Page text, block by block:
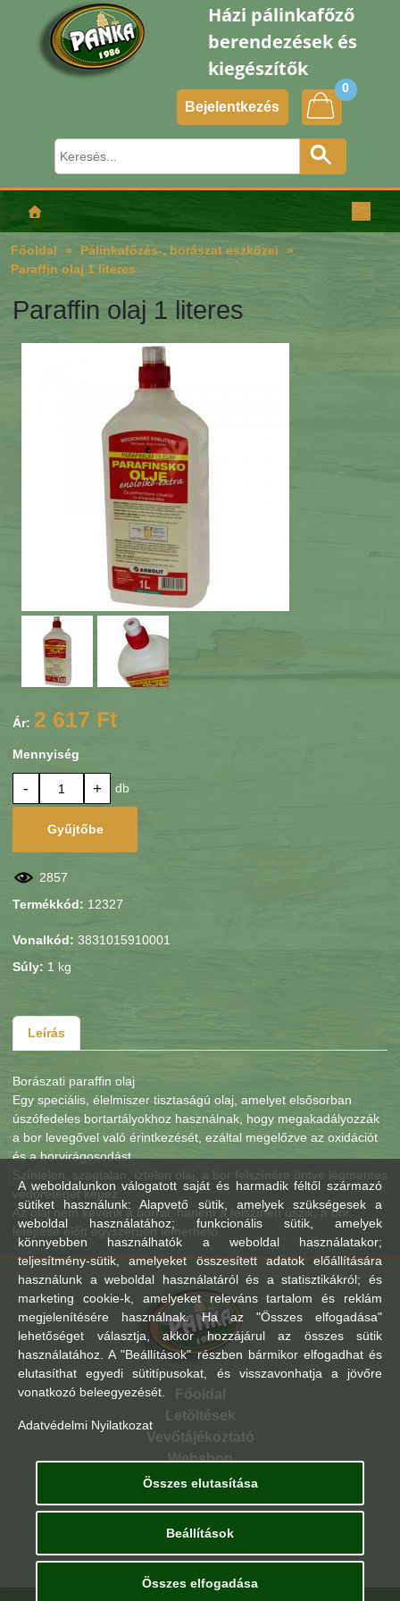
Házi pálinkafőző
berendezések és
kiegészítők
Bejelentkezés
0
Főoldal
Pálinkafőzés-, borászat eszközei
Paraffin olaj 1 literes
Paraffin olaj 1 literes
Ár: 2 617 Ft
Mennyiség
- + db
Gyűjtőbe
2857
Termékkód: 12327
Vonalkód: 3831015910001
Súly: 1 kg
Leírás
Borászati paraffin olaj
Egy speciális, élelmiszer tisztaságú olaj, amelyet elsősorban
úszófedeles bortartályokhoz használnak, hogy megakadályozzák
a bor levegővel való érintkezését, ezáltal megelőzve az oxidációt
és a borvirágosodást.
Színtelen, szagtalan, íztelen olaj, a bor felszínére öntve légmentes
védőréteget képez.
Az olaj nem keverik a borral, hanem a felszínén úszik, a bor
lefejtése előtt egyszerűen lemerhető.
Főoldal
Letöltések
Vevőtájékoztató
Webshop
Kapcsolat
A weboldalunkon válogatott saját és harmadik féltől származó
sütiket használunk: Alapvető sütik, amelyek szükségesek a
weboldal használatához; funkcionális sütik, amelyek
könnyebben használhatók a weboldal használatakor;
teljesítmény-sütik, amelyeket összesített adatok előállítására
használunk a weboldal használatáról és a statisztikákról; és
marketing cookie-k, amelyeket releváns tartalom és reklám
megjelenítésére használnak. Ha az "Összes elfogadása"
lehetőséget választja, akkor hozzájárul az összes sütik
használatához. A "Beállítások" részben bármikor elfogadhat és
elutasíthat egyedi sütitípusokat, és visszavonhatja a jövőre
vonatkozó beleegyezését.
Adatvédelmi Nyilatkozat
Összes elutasítása
Beállítások
Összes elfogadása